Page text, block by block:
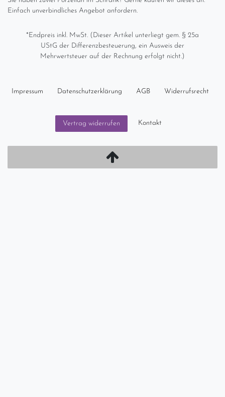
Einfach unverbindliches Angebot anfordern.
*Endpreis inkl. MwSt. (Dieser Artikel unterliegt gem. § 25a
UStG der Differenzbesteuerung, ein Ausweis der
Mehrwertsteuer auf der Rechnung erfolgt nicht.)
Impressum Daten­schutz­erklärung AGB Widerrufs­recht
Vertrag widerrufen Kontakt